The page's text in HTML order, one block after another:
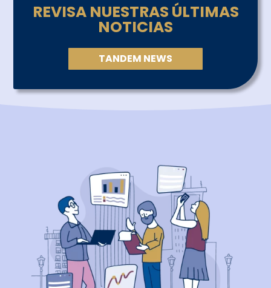
REVISA NUESTRAS ÚLTIMAS
NOTICIAS
TANDEM NEWS